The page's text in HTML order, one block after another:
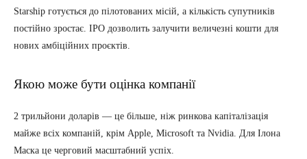
Starship готується до пілотованих місій, а кількість супутників
постійно зростає. IPO дозволить залучити величезні кошти для
нових амбіційних проєктів.
Якою може бути оцінка компанії
2 трильйони доларів — це більше, ніж ринкова капіталізація
майже всіх компаній, крім Apple, Microsoft та Nvidia. Для Ілона
Маска це черговий масштабний успіх.